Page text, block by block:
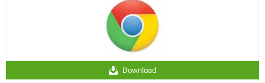
Download